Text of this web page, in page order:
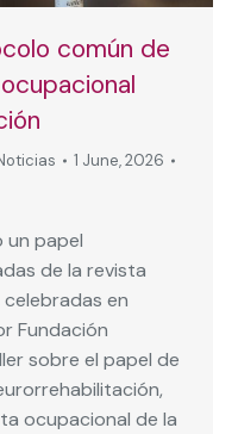
común de
1 June, 2026
un papel
de la revista
en
Fundación
sobre el papel de
ocupacional de la